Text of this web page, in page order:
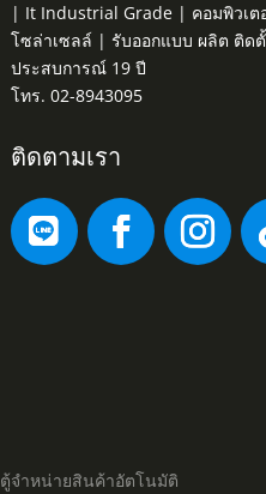
| It Industrial Grade | คอมพิวเต
โซล่าเซลล์ | รับออกแบบ ผลิต ติด
ประสบการณ์ 19 ปี
โทร. 02-8943095
ติดตามเรา
ตู้จำหน่ายสินค้าอัตโนมัติ